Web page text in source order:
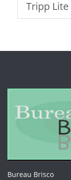
Tripp Lite
Bureau Brisco